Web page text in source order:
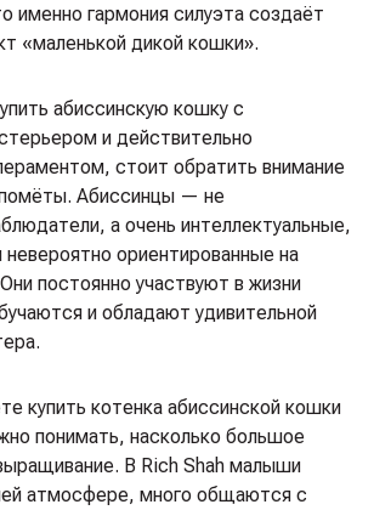
именно гармония силуэта создаёт
«маленькой дикой кошки».
абиссинскую кошку с
и действительно
стоит обратить внимание
Абиссинцы — не
а очень интеллектуальные,
ориентированные на
постоянно участвуют в жизни
и обладают удивительной
купить котенка абиссинской кошки
понимать, насколько большое
В Rich Shah малыши
атмосфере, много общаются с